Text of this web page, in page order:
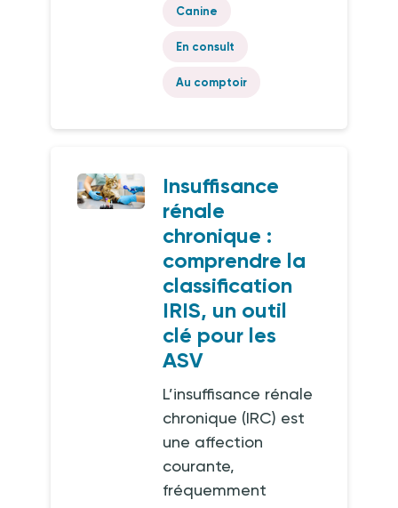
Canine
En consult
Au comptoir
Insuffisance
rénale
chronique :
comprendre la
classification
IRIS, un outil
clé pour les
ASV
L’insuffisance rénale
chronique (IRC) est
une affection
courante,
fréquemment